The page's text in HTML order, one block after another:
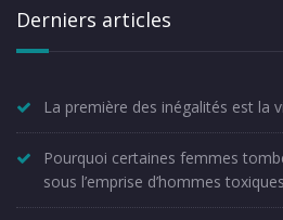
Derniers articles
La première des inégalités est la
Pourquoi certaines femmes
sous l’emprise d’hommes